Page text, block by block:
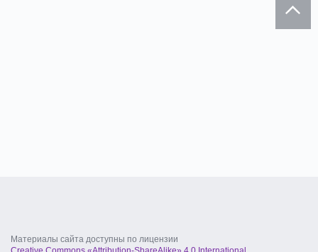
Материалы сайта доступны по лицензии